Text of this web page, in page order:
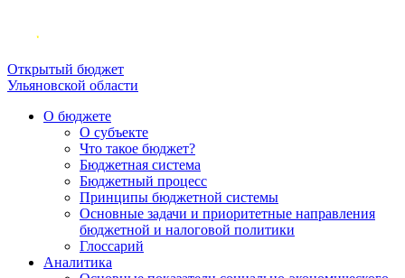
Открытый бюджет
Ульяновской области
О бюджете
О субъекте
Что такое бюджет?
Бюджетная система
Бюджетный процесс
Принципы бюджетной системы
Основные задачи и приоритетные направления
бюджетной и налоговой политики
Глоссарий
Аналитика